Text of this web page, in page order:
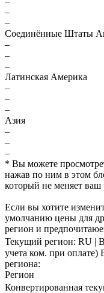
–
–
Соединённые Штаты
–
–
–
Латинская Америка
–
–
–
Азия
–
–
–
* Вы можете
нажав по ним в этом
который не меняет ваш
Если вы хотите
умолчанию цены для
регион и
Текущий регион: RU |
учета ком. при оплате)
региона:
Регион
Конвертированная